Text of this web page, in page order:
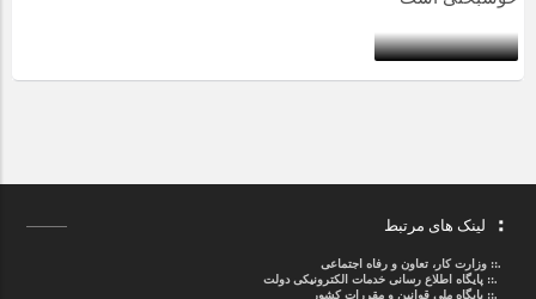
لینک های مرتبط
.::وزارت کار، تعاون و رفاه اجتماعی
.::پایگاه اطلاع رسانی خدمات الکترونیکی دولت
.::پایگاه ملی قوانین و مقررات کشور